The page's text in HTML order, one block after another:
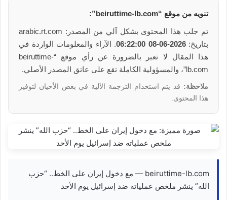
تنويه من موقع “beiruttime-lb.com”:
تم جلب هذا المحتوى بشكل آلي من المصدر: arabic.rt.com
بتاريخ:2026-06-08 06:22:00
. الآراء والمعلومات الواردة في
هذا المقال لا تعبر بالضرورة عن رأي موقع “beiruttime-
lb.com”، والمسؤولية الكاملة تقع على عاتق المصدر الأصلي.
ملاحظة: قد يتم استخدام الترجمة الآلية في بعض الأحيان لتوفير
هذا المحتوى.
beiruttime-lb.com — مع دخول إيران على الخط.. “حزب
الله” ينشر ملخص عملياته ضد إسرائيل يوم الأحد